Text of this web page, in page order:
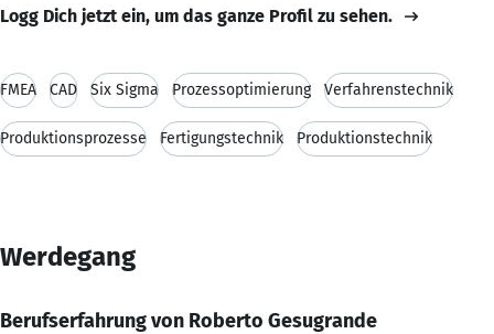
Logg Dich jetzt ein, um das ganze Profil zu sehen.
FMEA CAD Six Sigma Prozessoptimierung Verfahrenstechnik
Produktionsprozesse Fertigungstechnik Produktionstechnik
Werdegang
Berufserfahrung von Roberto Gesugrande